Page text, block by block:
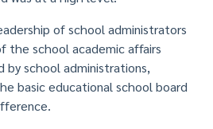
of school administrators
the school academic affairs
by school administrations,
basic educational school board